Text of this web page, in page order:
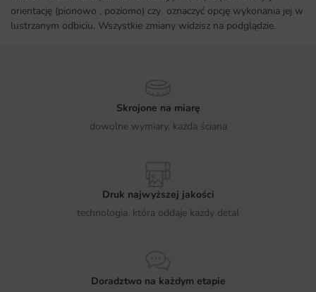
orientację (pionowo , poziomo) czy oznaczyć opcję wykonania jej w
lustrzanym odbiciu. Wszystkie zmiany widzisz na podglądzie.
Skrojone na miarę
dowolne wymiary, każda ściana
Druk najwyższej jakości
technologia, która oddaje każdy detal
Doradztwo na każdym etapie